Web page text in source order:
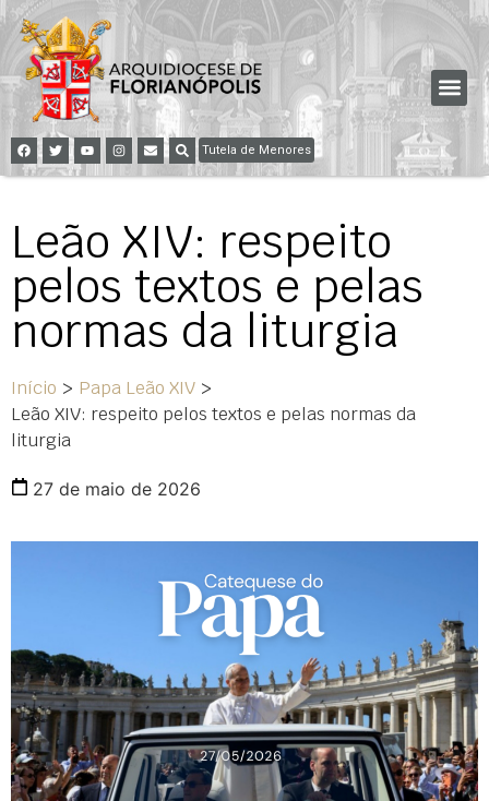
Tutela de Menores
Leão XIV: respeito
pelos textos e pelas
normas da liturgia
Início > Papa Leão XIV >
Leão XIV: respeito pelos textos e pelas normas da
liturgia
27 de maio de 2026